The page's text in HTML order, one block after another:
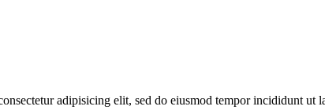
adipisicing elit, sed do eiusmod tempor incididunt